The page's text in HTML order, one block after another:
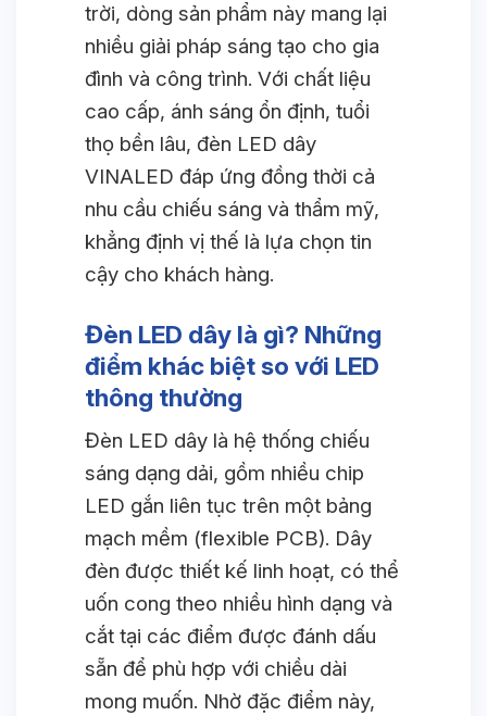
trời, dòng sản phẩm này mang lại
nhiều giải pháp sáng tạo cho gia
đình và công trình. Với chất liệu
cao cấp, ánh sáng ổn định, tuổi
thọ bền lâu, đèn LED dây
VINALED đáp ứng đồng thời cả
nhu cầu chiếu sáng và thẩm mỹ,
khẳng định vị thế là lựa chọn tin
cậy cho khách hàng.
Đèn LED dây là gì? Những
điểm khác biệt so với LED
thông thường
Đèn LED dây là hệ thống chiếu
sáng dạng dải, gồm nhiều chip
LED gắn liên tục trên một bảng
mạch mềm (flexible PCB). Dây
đèn được thiết kế linh hoạt, có thể
uốn cong theo nhiều hình dạng và
cắt tại các điểm được đánh dấu
sẵn để phù hợp với chiều dài
mong muốn. Nhờ đặc điểm này,